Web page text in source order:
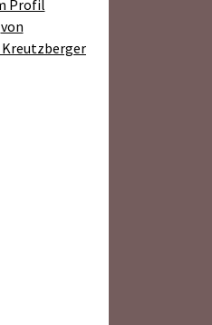
Profil
von